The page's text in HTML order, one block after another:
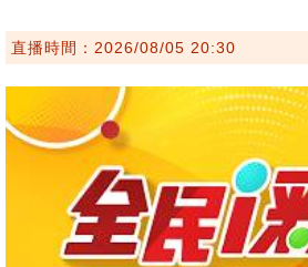
直播時間：2026/08/05 20:30